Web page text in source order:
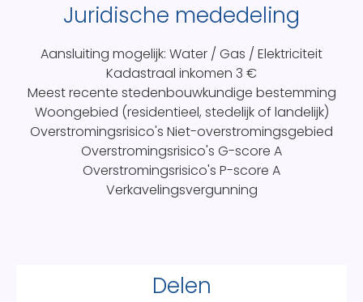
Juridische mededeling
Aansluiting mogelijk: Water / Gas / Elektriciteit
Kadastraal inkomen 3 €
Meest recente stedenbouwkundige bestemming
Woongebied (residentieel, stedelijk of landelijk)
Overstromingsrisico's Niet-overstromingsgebied
Overstromingsrisico's G-score A
Overstromingsrisico's P-score A
Verkavelingsvergunning
Delen